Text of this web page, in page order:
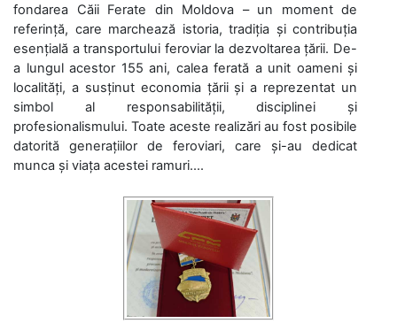
fondarea Căii Ferate din Moldova – un moment de
referință, care marchează istoria, tradiția și contribuția
esențială a transportului feroviar la dezvoltarea țării. De-
a lungul acestor 155 ani, calea ferată a unit oameni și
localități, a susținut economia țării și a reprezentat un
simbol al responsabilității, disciplinei și
profesionalismului. Toate aceste realizări au fost posibile
datorită generațiilor de feroviari, care și-au dedicat
munca și viața acestei ramuri....